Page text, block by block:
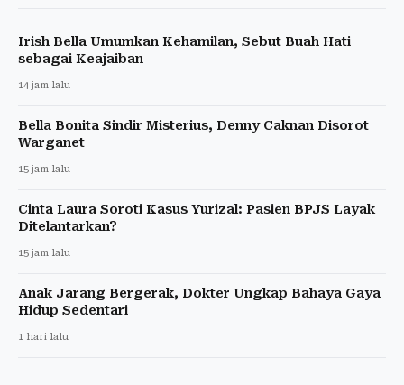
Irish Bella Umumkan Kehamilan, Sebut Buah Hati
sebagai Keajaiban
14 jam lalu
Bella Bonita Sindir Misterius, Denny Caknan Disorot
Warganet
15 jam lalu
Cinta Laura Soroti Kasus Yurizal: Pasien BPJS Layak
Ditelantarkan?
15 jam lalu
Anak Jarang Bergerak, Dokter Ungkap Bahaya Gaya
Hidup Sedentari
1 hari lalu